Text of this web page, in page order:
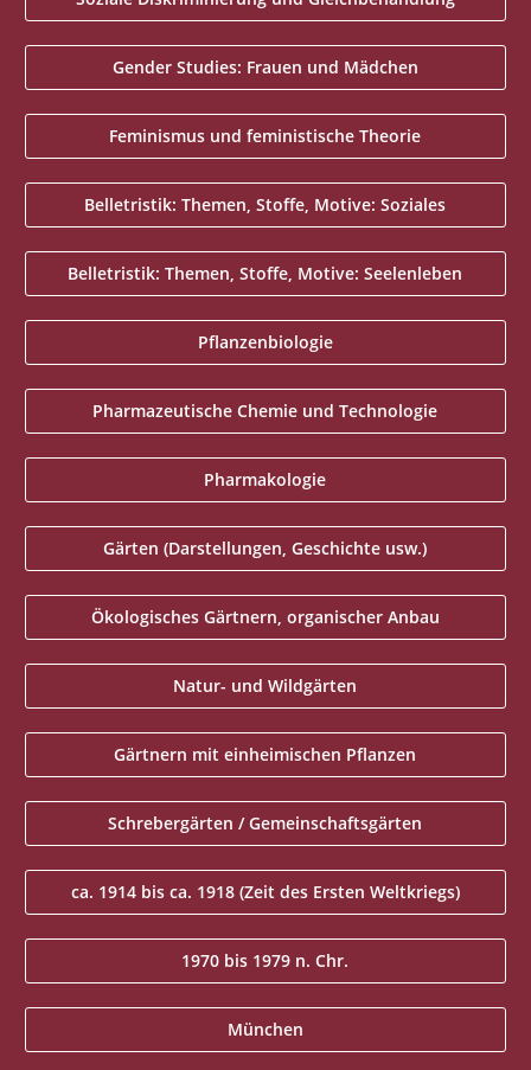
Gender Studies: Frauen und Mädchen
Feminismus und feministische Theorie
Belletristik: Themen, Stoffe, Motive: Soziales
Belletristik: Themen, Stoffe, Motive: Seelenleben
Pflanzenbiologie
Pharmazeutische Chemie und Technologie
Pharmakologie
Gärten (Darstellungen, Geschichte usw.)
Ökologisches Gärtnern, organischer Anbau
Natur- und Wildgärten
Gärtnern mit einheimischen Pflanzen
Schrebergärten / Gemeinschaftsgärten
ca. 1914 bis ca. 1918 (Zeit des Ersten Weltkriegs)
1970 bis 1979 n. Chr.
München